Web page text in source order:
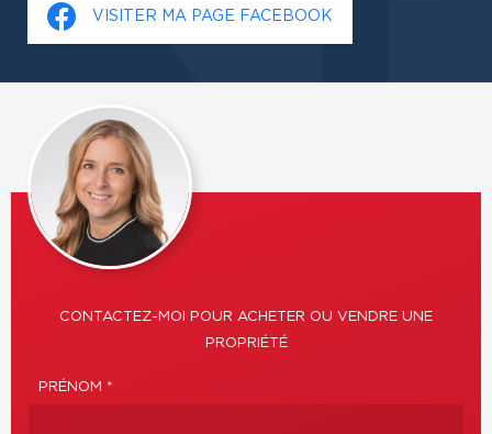
VISITER MA PAGE FACEBOOK
CONTACTEZ-MOI POUR ACHETER OU VENDRE UNE
PROPRIÉTÉ
PRÉNOM *